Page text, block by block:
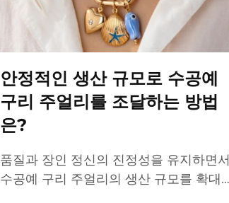
안정적인 생산 규모로 수공예
구리 주얼리를 조달하는 방법
은?
품질과 장인 정신의 진정성을 유지하면서
수공예 구리 주얼리의 생산 규모를 확대